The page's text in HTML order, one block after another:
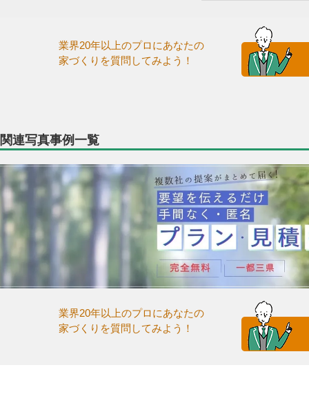
業界20年以上のプロにあなたの
家づくりを質問してみよう！
関連写真事例一覧
業界20年以上のプロにあなたの
家づくりを質問してみよう！